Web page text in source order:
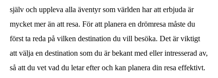
själv och uppleva alla äventyr som världen har att erbjuda är
mycket mer än att resa. För att planera en drömresa måste du
först ta reda på vilken destination du vill besöka. Det är viktigt
att välja en destination som du är bekant med eller intresserad av,
så att du vet vad du letar efter och kan planera din resa effektivt.